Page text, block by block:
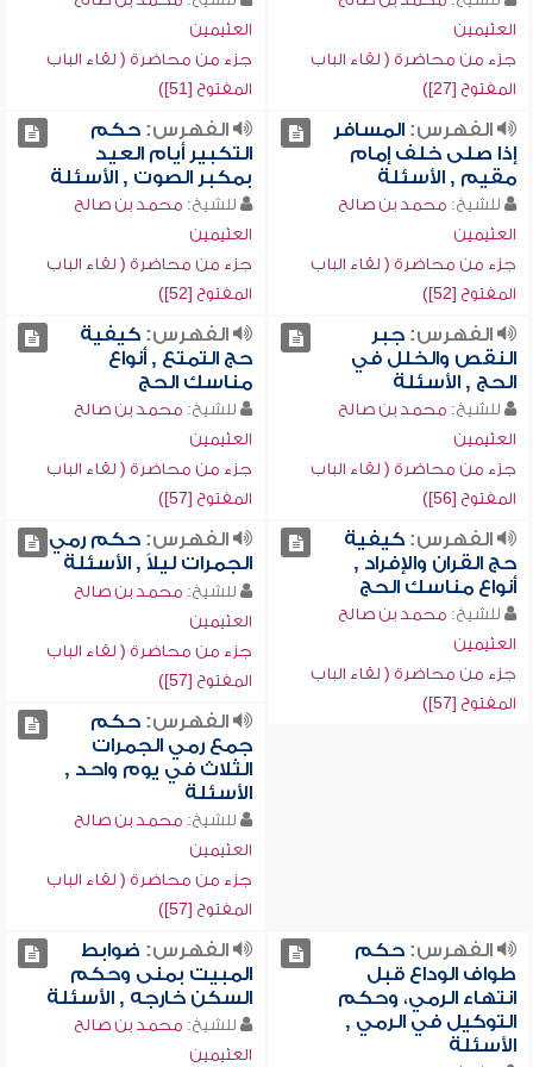
العثيمين
جزء من محاضرة ( لقاء الباب
المفتوح [27])
العثيمين
جزء من محاضرة ( لقاء الباب
المفتوح [51])
الفهرس:المسافر
إذا صلى خلف إمام
مقيم , الأسئلة
للشيخ: محمد بن صالح
العثيمين
جزء من محاضرة ( لقاء الباب
المفتوح [52])
الفهرس:حكم
التكبير أيام العيد
بمكبر الصوت , الأسئلة
للشيخ: محمد بن صالح
العثيمين
جزء من محاضرة ( لقاء الباب
المفتوح [52])
الفهرس:جبر
النقص والخلل في
الحج , الأسئلة
للشيخ: محمد بن صالح
العثيمين
جزء من محاضرة ( لقاء الباب
المفتوح [56])
الفهرس:كيفية
حج التمتع , أنواع
مناسك الحج
للشيخ: محمد بن صالح
العثيمين
جزء من محاضرة ( لقاء الباب
المفتوح [57])
الفهرس:كيفية
حج القران والإفراد ,
أنواع مناسك الحج
للشيخ: محمد بن صالح
العثيمين
جزء من محاضرة ( لقاء الباب
المفتوح [57])
الفهرس:حكم رمي
الجمرات ليلاً , الأسئلة
للشيخ: محمد بن صالح
العثيمين
جزء من محاضرة ( لقاء الباب
المفتوح [57])
الفهرس:حكم
جمع رمي الجمرات
الثلاث في يوم واحد ,
الأسئلة
للشيخ: محمد بن صالح
العثيمين
جزء من محاضرة ( لقاء الباب
المفتوح [57])
الفهرس:حكم
طواف الوداع قبل
انتهاء الرمي، وحكم
التوكيل في الرمي ,
الأسئلة
الفهرس: ضوابط
المبيت بمنى وحكم
السكن خارجه , الأسئلة
للشيخ: محمد بن صالح
العثيمين